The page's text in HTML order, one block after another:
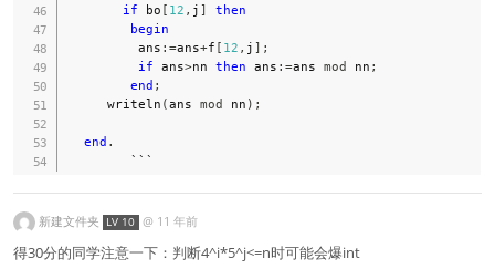
if bo [ 12 , j ]
then
begin
         ans
:=ans+f [ 12 , j ] ;
if ans>nn then ans :=ans mod nn ;
end ;
     writeln
(ans mod nn ) ;
end .
新建文件夹 LV 10 @ 11 年前
得30分的同学注意一下：判断4^i*5^j<=n时可能会爆int